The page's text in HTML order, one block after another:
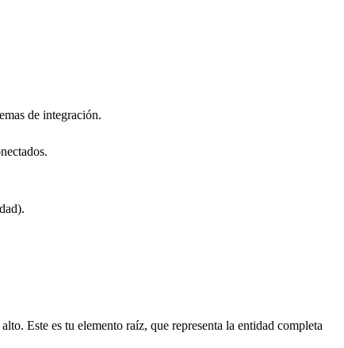
de integración.
Este es tu elemento raíz, que representa la entidad completa